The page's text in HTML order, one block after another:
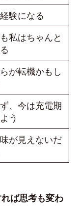
験になる
私はちゃんと
が転機かもし
、今は充電期
う
が見えないだ
ば思考も変わ